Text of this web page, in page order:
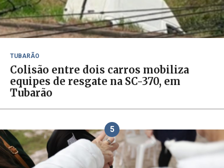
TUBARÃO
Colisão entre dois carros mobiliza
equipes de resgate na SC-370, em
Tubarão
5